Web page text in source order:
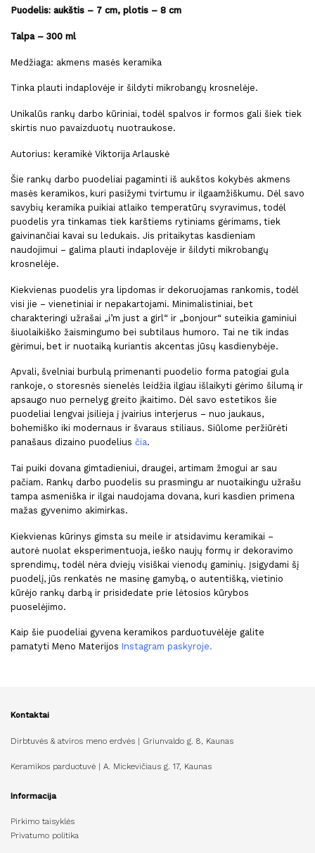
Puodelis: aukštis – 7 cm, plotis – 8 cm
Talpa – 300 ml
Medžiaga: akmens masės keramika
Tinka plauti indaplovėje ir šildyti mikrobangų krosnelėje.
Unikalūs rankų darbo kūriniai, todėl spalvos ir formos gali šiek tiek
skirtis nuo pavaizduotų nuotraukose.
Autorius: keramikė Viktorija Arlauskė
Šie rankų darbo puodeliai pagaminti iš aukštos kokybės akmens
masės keramikos, kuri pasižymi tvirtumu ir ilgaamžiškumu. Dėl savo
savybių keramika puikiai atlaiko temperatūrų svyravimus, todėl
puodelis yra tinkamas tiek karštiems rytiniams gėrimams, tiek
gaivinančiai kavai su ledukais. Jis pritaikytas kasdieniam
naudojimui – galima plauti indaplovėje ir šildyti mikrobangų
krosnelėje.
Kiekvienas puodelis yra lipdomas ir dekoruojamas rankomis, todėl
visi jie – vienetiniai ir nepakartojami. Minimalistiniai, bet
charakteringi užrašai „i’m just a girl“ ir „bonjour“ suteikia gaminiui
šiuolaikiško žaismingumo bei subtilaus humoro. Tai ne tik indas
gėrimui, bet ir nuotaiką kuriantis akcentas jūsų kasdienybėje.
Apvali, švelniai burbulą primenanti puodelio forma patogiai gula
rankoje, o storesnės sienelės leidžia ilgiau išlaikyti gėrimo šilumą ir
apsaugo nuo pernelyg greito įkaitimo. Dėl savo estetikos šie
puodeliai lengvai įsilieja į įvairius interjerus – nuo jaukaus,
bohemiško iki modernaus ir švaraus stiliaus. Siūlome peržiūrėti
panašaus dizaino puodelius čia.
Tai puiki dovana gimtadieniui, draugei, artimam žmogui ar sau
pačiam. Rankų darbo puodelis su prasmingu ar nuotaikingu užrašu
tampa asmeniška ir ilgai naudojama dovana, kuri kasdien primena
mažas gyvenimo akimirkas.
Kiekvienas kūrinys gimsta su meile ir atsidavimu keramikai –
autorė nuolat eksperimentuoja, ieško naujų formų ir dekoravimo
sprendimų, todėl nėra dviejų visiškai vienodų gaminių. Įsigydami šį
puodelį, jūs renkatės ne masinę gamybą, o autentišką, vietinio
kūrėjo rankų darbą ir prisidedate prie lėtosios kūrybos
puoselėjimo.
Kaip šie puodeliai gyvena keramikos parduotuvėlėje galite
pamatyti Meno Materijos Instagram paskyroje.
Kontaktai
Dirbtuvės & atviros meno erdvės | Griunvaldo g. 8, Kaunas
Keramikos parduotuvė | A. Mickevičiaus g. 17, Kaunas
Informacija
Pirkimo taisyklės
Privatumo politika